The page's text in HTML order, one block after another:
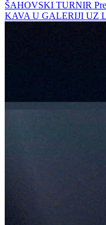
ŠAHOVSKI TURNIR
KAVA U GALERIJI UZ